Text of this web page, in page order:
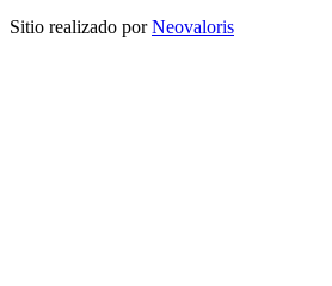
Sitio realizado porNeovaloris